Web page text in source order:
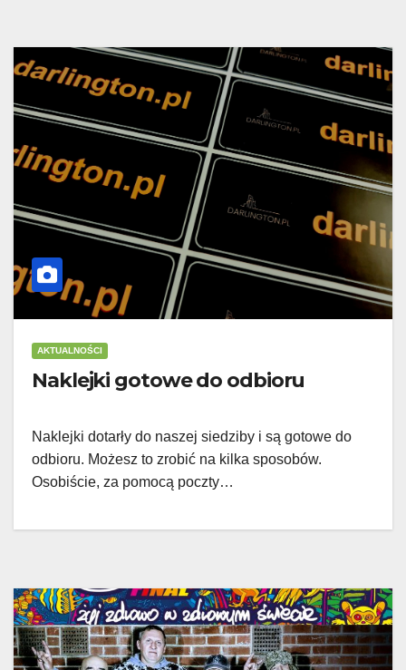
AKTUALNOŚCI
Naklejki gotowe do odbioru
Naklejki dotarły do naszej siedziby i są gotowe do
odbioru. Możesz to zrobić na kilka sposobów.
Osobiście, za pomocą poczty…